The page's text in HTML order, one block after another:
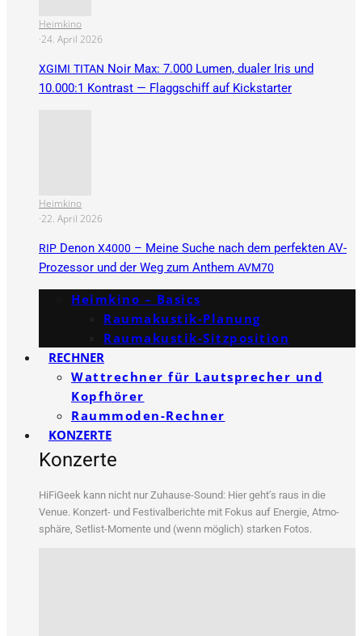
Heimkino
·24. April 2026
XGIMI TITAN Noir Max: 7.000 Lumen, dualer Iris und
10.000:1 Kontrast — Flaggschiff auf Kickstarter
Heimkino
·22. April 2026
RIP Denon X4000 – Meine Suche nach dem perfekten AV-
Prozessor und der Weg zum Anthem AVM70
Heimkino – Basics
Raumakustik-Planung
Raumakustik-Sitzposition
RECHNER
Wattrechner für Lautsprecher und
Kopfhörer
Raummoden-Rechner
KONZERTE
Konzerte
HiFi­Ge­ek kann nicht nur Zuhau­se-Sound: Hier geht’s raus in die
Venue. Kon­zert- und Fes­ti­val­be­rich­te mit Fokus auf Ener­gie, Atmo­
sphä­re, Set­list-Momen­te und (wenn mög­lich) star­ken Fotos.